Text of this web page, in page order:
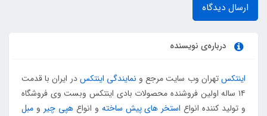
ارسال دیدگاه
درباره‌ی نویسنده
اینتکستهران وب سایت مرجع و نمایندگی اینتکسدر ایران با قدمت
۱۴ ساله اولین فروشنده محصولات بادی اینتکس وبست وی فروشگاه
و تولید کننده انواع استخر های پیش ساخته و انواعهپی چیر و مبل